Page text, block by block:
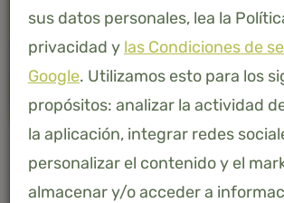
sus datos personales, lea la
privacidad y las Condiciones de
Google. Utilizamos esto para los
propósitos: analizar la actividad
la aplicación, integrar redes
personalizar el contenido y el
almacenar y/o acceder a